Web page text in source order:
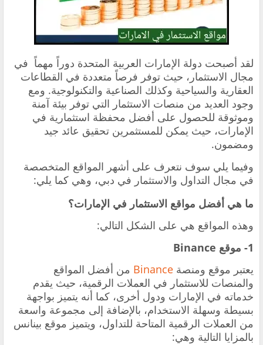
لقد أصبحت دولة الإمارات العربية المتحدة دوراً مهماً في
مجال الاستثمار، حيث توفر فرصاً متعددة في القطاعات
العقارية والسياحية وكذلك الصناعية والتكنولوجية. ومع
وجود العديد من منصات الاستثمار التي توفر بيئة آمنة
وموثوقة للحصول على أفضل محفظة استثمارية في
الإمارات، حيث يمكن للمستثمرين تحقيق عائد جيد
ومضمون.
وفيما يلي سوف نتعرف على أشهر المواقع المتخصصة
في مجال التداول والاستثمار في دبي، وهي كما يلي:
ما هي أفضل مواقع الاستثمار في الإمارات؟
وهذه المواقع هي على الشكل التالي:
1- موقع Binance
يعتبر موقع ومنصة Binance من أفضل المواقع
والمنصات للاستثمار في العملات الرقمية، حيث يقدم
خدماته في الإمارات ودول أخرى، كما أنه يتميز بواجهة
بسيطة وسهلة الاستخدام، بالإضافة إلى مجموعة واسعة
من العملات الرقمية المتاحة للتداول، ويتميز موقع بينانس
بالمزايا التالية وهي: